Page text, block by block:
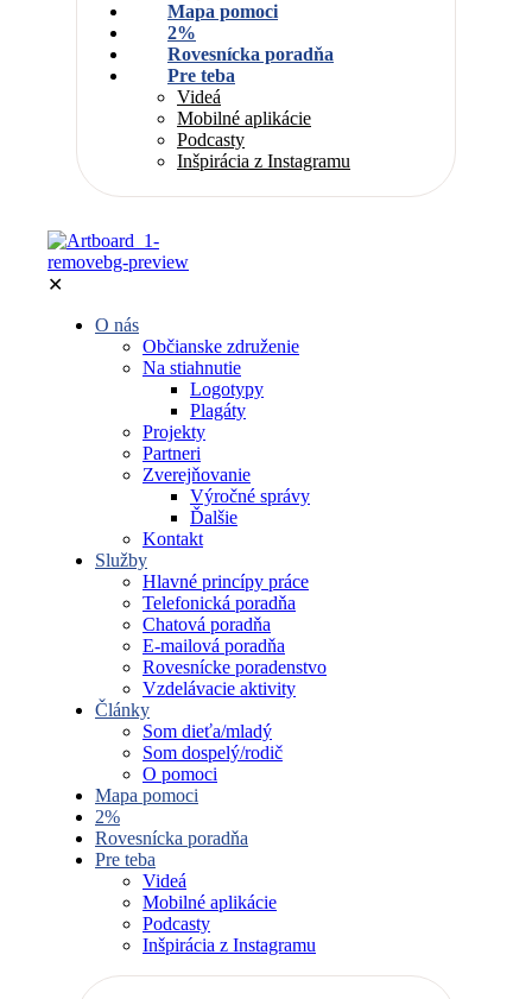
Mapa pomoci
2%
Rovesnícka poradňa
Pre teba
Videá
Mobilné aplikácie
Podcasty
Inšpirácia z Instagramu
✕
O nás
Občianske združenie
Na stiahnutie
Logotypy
Plagáty
Projekty
Partneri
Zverejňovanie
Výročné správy
Ďalšie
Kontakt
Služby
Hlavné princípy práce
Telefonická poradňa
Chatová poradňa
E-mailová poradňa
Rovesnícke poradenstvo
Vzdelávacie aktivity
Články
Som dieťa/mladý
Som dospelý/rodič
O pomoci
Mapa pomoci
2%
Rovesnícka poradňa
Pre teba
Videá
Mobilné aplikácie
Podcasty
Inšpirácia z Instagramu